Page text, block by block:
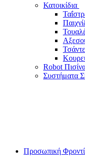
Κατοικίδια
Robot
Συστήματα
Προσωπική